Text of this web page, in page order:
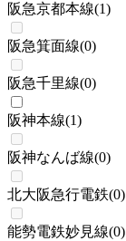
阪急京都本線(1)
阪急箕面線(0)
阪急千里線(0)
阪神本線(1)
阪神なんば線(0)
北大阪急行電鉄(0)
能勢電鉄妙見線(0)